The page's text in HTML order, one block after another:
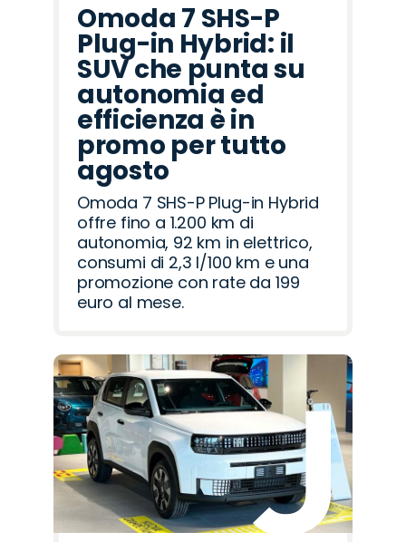
Omoda 7 SHS-P
Plug-in Hybrid: il
SUV che punta su
autonomia ed
efficienza è in
promo per tutto
agosto
Omoda 7 SHS-P Plug-in Hybrid
offre fino a 1.200 km di
autonomia, 92 km in elettrico,
consumi di 2,3 l/100 km e una
promozione con rate da 199
euro al mese.